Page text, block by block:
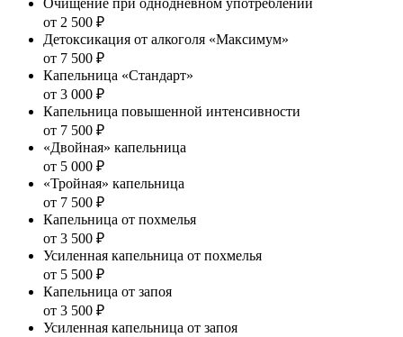
Очищение при однодневном употреблении
от 2 500 ₽
Детоксикация от алкоголя «Максимум»
от 7 500 ₽
Капельница «Стандарт»
от 3 000 ₽
Капельница повышенной интенсивности
от 7 500 ₽
«Двойная» капельница
от 5 000 ₽
«Тройная» капельница
от 7 500 ₽
Капельница от похмелья
от 3 500 ₽
Усиленная капельница от похмелья
от 5 500 ₽
Капельница от запоя
от 3 500 ₽
Усиленная капельница от запоя